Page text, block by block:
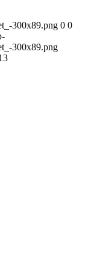
300x89.png 0 0
300x89.png